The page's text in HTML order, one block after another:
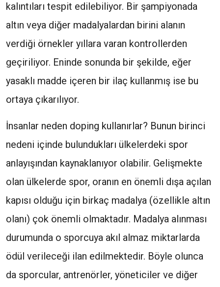
kalıntıları tespit edilebiliyor. Bir şampiyonada
altın veya diğer madalyalardan birini alanın
verdiği örnekler yıllara varan kontrollerden
geçiriliyor. Eninde sonunda bir şekilde, eğer
yasaklı madde içeren bir ilaç kullanmış ise bu
ortaya çıkarılıyor.
İnsanlar neden doping kullanırlar? Bunun birinci
nedeni içinde bulundukları ülkelerdeki spor
anlayışından kaynaklanıyor olabilir. Gelişmekte
olan ülkelerde spor, oranın en önemli dışa açılan
kapısı olduğu için birkaç madalya (özellikle altın
olanı) çok önemli olmaktadır. Madalya alınması
durumunda o sporcuya akıl almaz miktarlarda
ödül verileceği ilan edilmektedir. Böyle olunca
da sporcular, antrenörler, yöneticiler ve diğer